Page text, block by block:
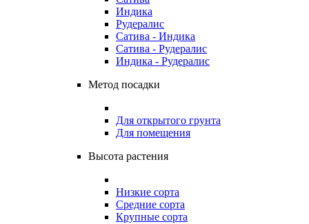
Индика
Рудералис
Сатива - Индика
Сатива - Рудералис
Индика - Рудералис
Метод посадки
Для открытого грунта
Для помещения
Высота растения
Низкие сорта
Средние сорта
Крупные сорта